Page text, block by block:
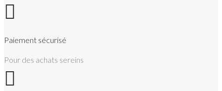

Paiement sécurisé
Pour des achats sereins
